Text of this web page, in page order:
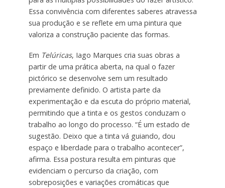
Essa convivência com diferentes saberes atravessa
sua produção e se reflete em uma pintura que
valoriza a construção paciente das formas.
Em Telúricas, Iago Marques cria suas obras a
partir de uma prática aberta, na qual o fazer
pictórico se desenvolve sem um resultado
previamente definido. O artista parte da
experimentação e da escuta do próprio material,
permitindo que a tinta e os gestos conduzam o
trabalho ao longo do processo. “É um estado de
sugestão. Deixo que a tinta vá guiando, dou
espaço e liberdade para o trabalho acontecer”,
afirma. Essa postura resulta em pinturas que
evidenciam o percurso da criação, com
sobreposições e variações cromáticas que